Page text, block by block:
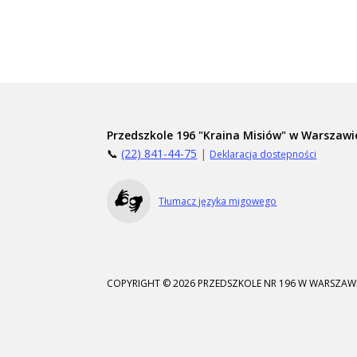
Przedszkole 196 "Kraina Misiów" w
📞(22) 841-44-75 | Deklaracja dostępności
Tłumacz języka migowego
COPYRIGHT © 2026 PRZEDSZKOLE NR 196 W